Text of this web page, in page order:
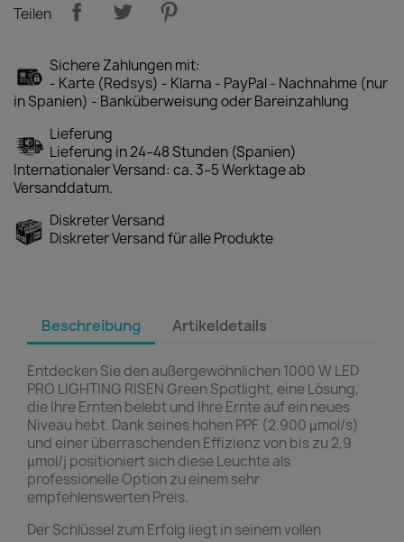
Teilen
Sichere Zahlungen mit:
- Karte (Redsys) - Klarna - PayPal - Nachnahme (nur
in Spanien) - Banküberweisung oder Bareinzahlung
Lieferung
Lieferung in 24–48 Stunden (Spanien)
Internationaler Versand: ca. 3–5 Werktage ab
Versanddatum.
Diskreter Versand
Diskreter Versand für alle Produkte
Beschreibung Artikeldetails
Entdecken Sie den außergewöhnlichen 1000 W LED
PRO LIGHTING RISEN Green Spotlight, eine Lösung,
die Ihre Ernten belebt und Ihre Ernte auf ein neues
Niveau hebt. Dank seines hohen PPF (2.900 µmol/s)
und einer überraschenden Effizienz von bis zu 2,9
µmol/j positioniert sich diese Leuchte als
professionelle Option zu einem sehr
empfehlenswerten Preis.
Der Schlüssel zum Erfolg liegt in seinem vollen